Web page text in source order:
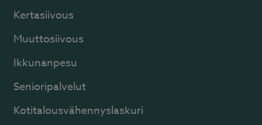
Kertasiivous
Muuttosiivous
Ikkunanpesu
Senioripalvelut
Kotitalousvähennyslaskuri